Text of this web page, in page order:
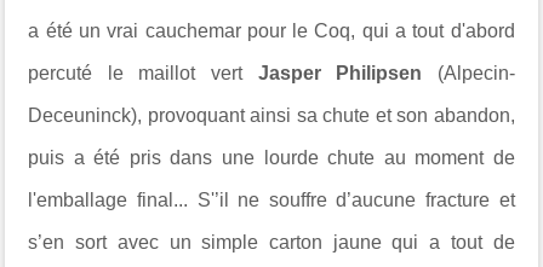
a été un vrai cauchemar pour le Coq, qui a tout d'abord
percuté le maillot vert Jasper Philipsen (Alpecin-
Deceuninck), provoquant ainsi sa chute et son abandon,
puis a été pris dans une lourde chute au moment de
l'emballage final... S'’il ne souffre d’aucune fracture et
s’en sort avec un simple carton jaune qui a tout de